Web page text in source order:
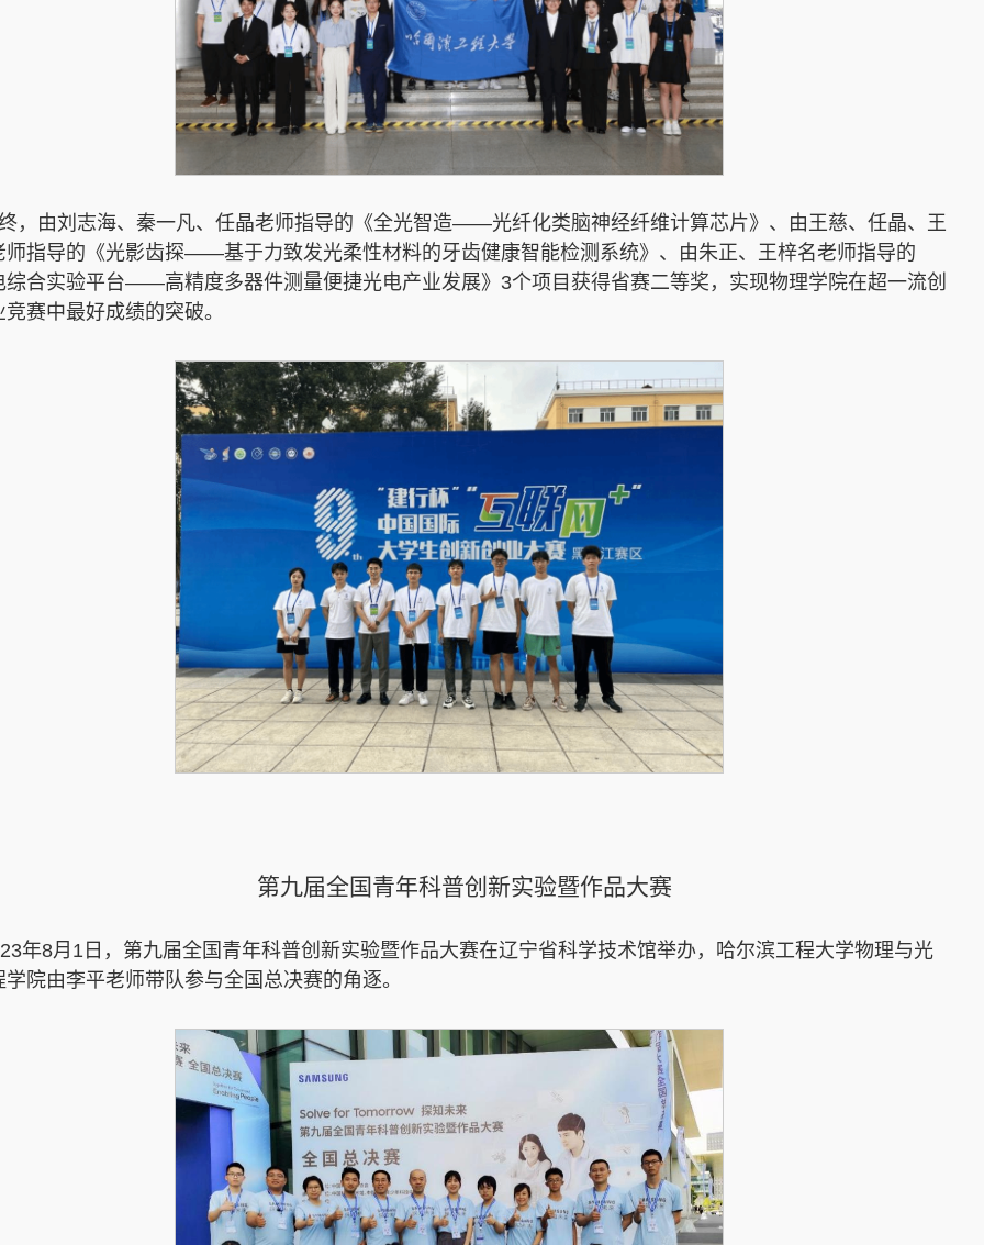
，由刘志海、秦一凡、任晶老师指导的《全光智造——光纤化类脑神经纤维计算芯片》、由王慈、任晶、王
师指导的《光影齿探——基于力致发光柔性材料的牙齿健康智能检测系统》、由朱正、王梓名老师指导的
综合实验平台——高精度多器件测量便捷光电产业发展》3个项目获得省赛二等奖，实现物理学院在超一流创
赛中最好成绩的突破。
第九届全国青年科普创新实验暨作品大赛
年8月1日，第九届全国青年科普创新实验暨作品大赛在辽宁省科学技术馆举办，哈尔滨工程大学物理与光
学院由李平老师带队参与全国总决赛的角逐。